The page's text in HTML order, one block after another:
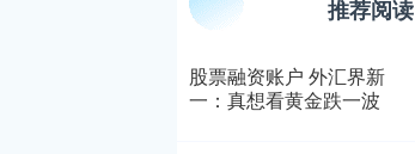
推荐阅读
股票融资账户 外汇界新
一：真想看黄金跌一波